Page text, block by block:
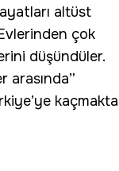
altüst
çok
düşündüler.
arasında”
kaçmakta